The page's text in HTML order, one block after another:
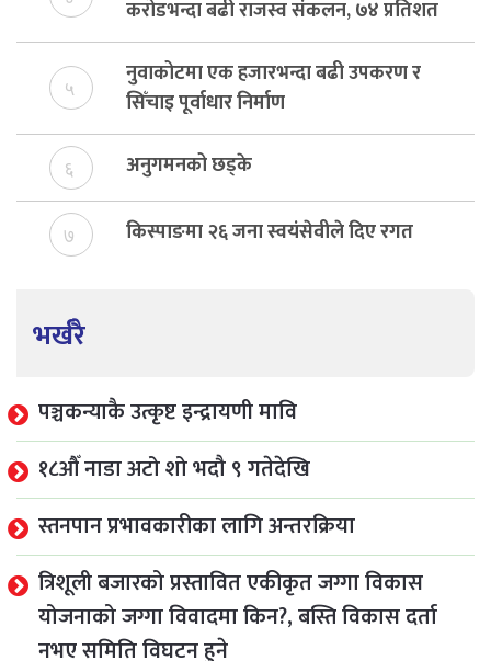
करोडभन्दा बढी राजस्व संकलन, ७४ प्रतिशत
बेरुजु फर्छयौट
५
नुवाकोटमा एक हजारभन्दा बढी उपकरण र
सिँचाइ पूर्वाधार निर्माण
६ अनुगमनको छड्के
७ किस्पाङमा २६ जना स्वयंसेवीले दिए रगत
भर्खरै
पञ्चकन्याकै उत्कृष्ट इन्द्रायणी मावि
१८औँ नाडा अटो शो भदौ ९ गतेदेखि
स्तनपान प्रभावकारीका लागि अन्तरक्रिया
त्रिशूली बजारको प्रस्तावित एकीकृत जग्गा विकास
योजनाको जग्गा विवादमा किन?, बस्ति विकास दर्ता
नभए समिति विघटन हुने